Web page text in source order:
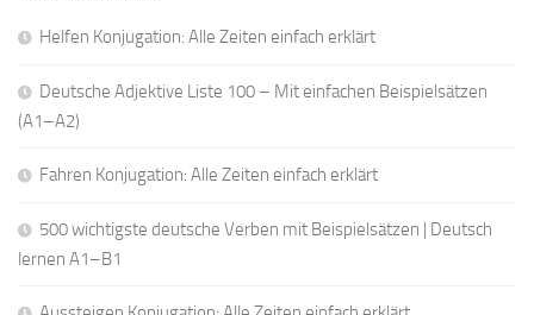
Helfen Konjugation: Alle Zeiten einfach erklärt
Deutsche Adjektive Liste 100 – Mit einfachen Beispielsätzen
(A1–A2)
Fahren Konjugation: Alle Zeiten einfach erklärt
500 wichtigste deutsche Verben mit Beispielsätzen | Deutsch
lernen A1–B1